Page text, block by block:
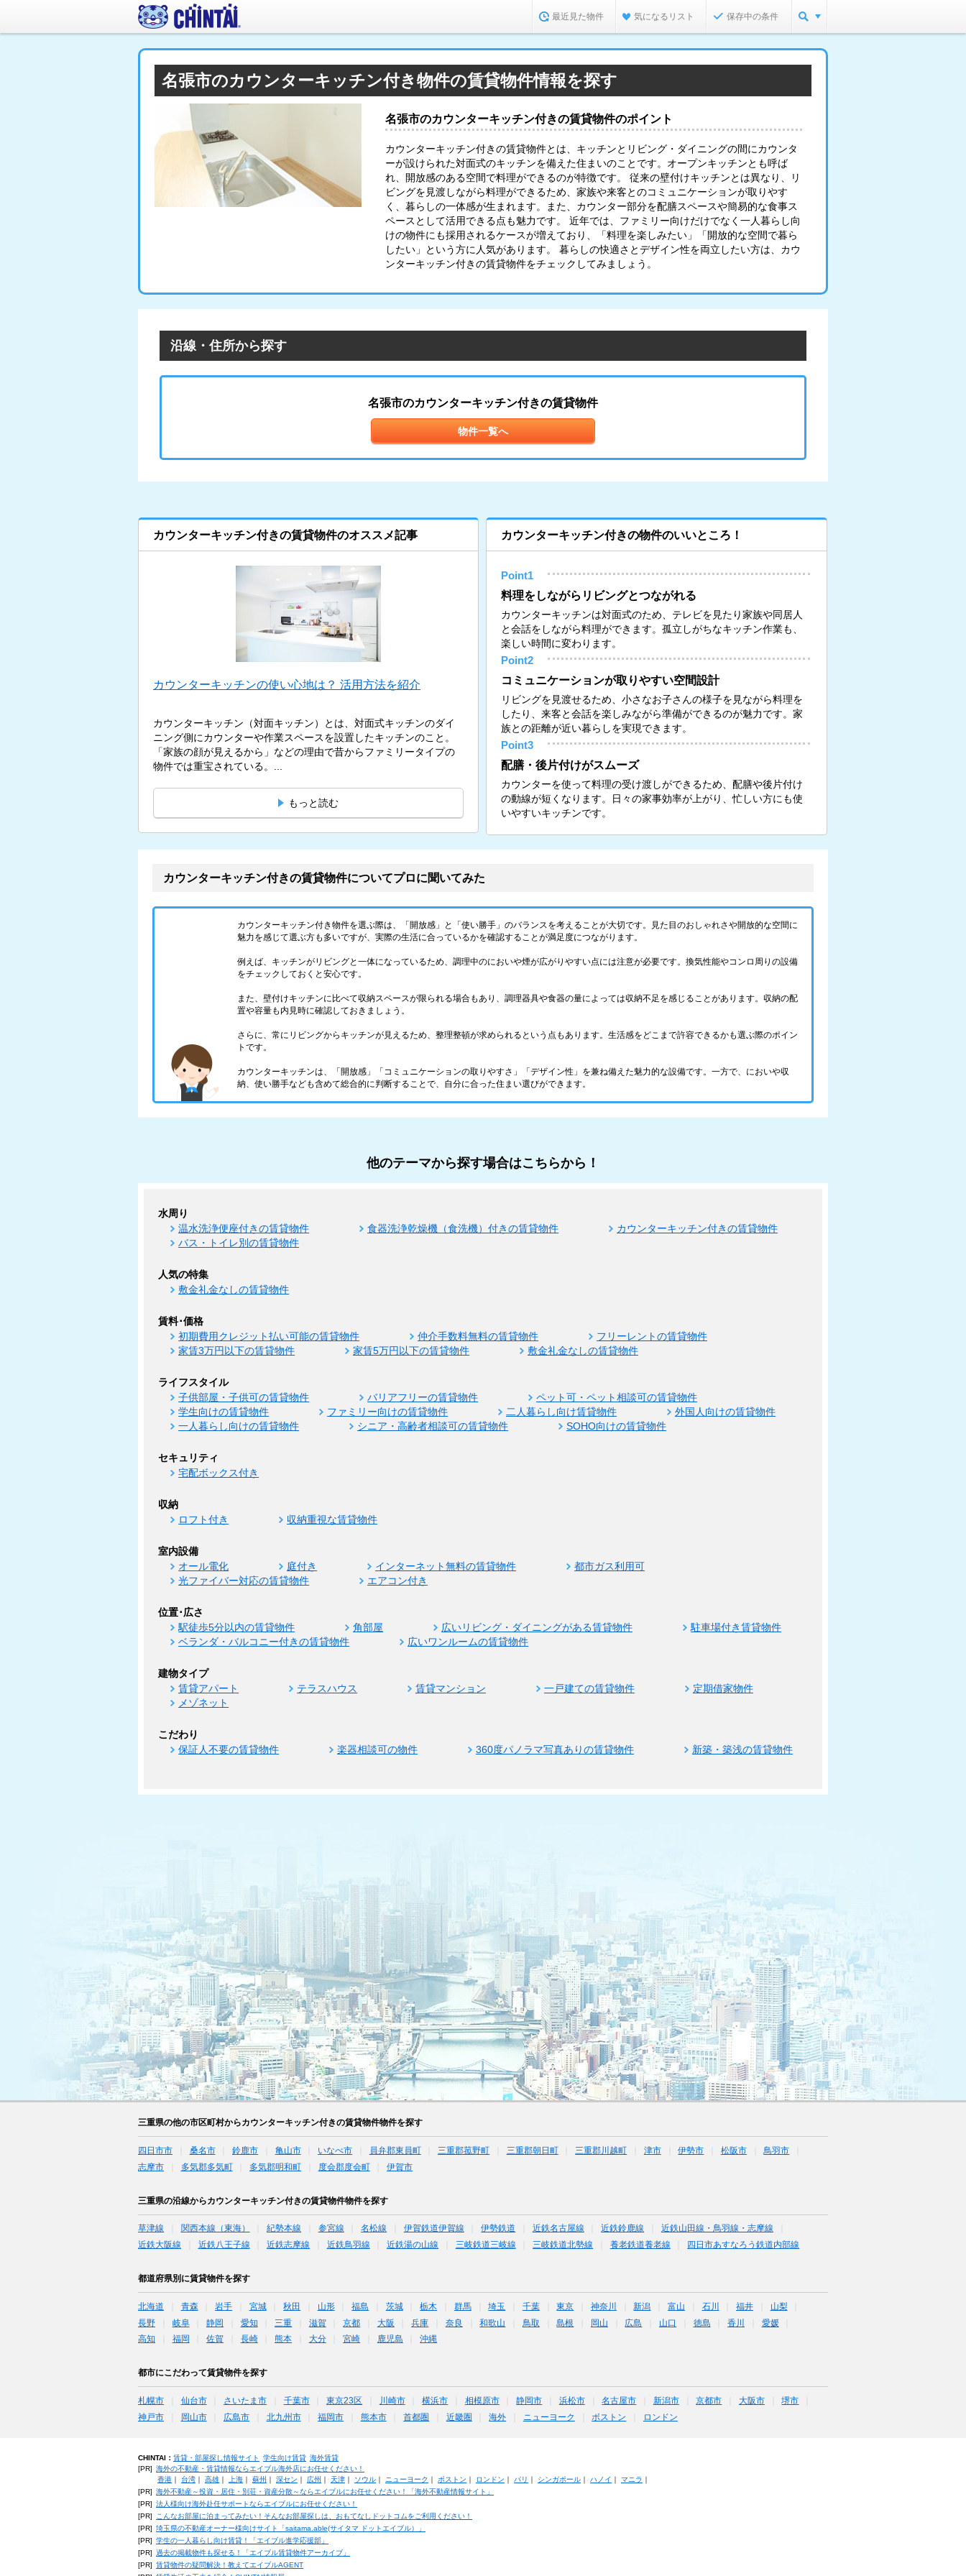
最近見た物件 気になるリスト 保存中の条件
名張市のカウンターキッチン付き物件の賃貸物件情報を探す
名張市のカウンターキッチン付きの賃貸物件のポイント
カウンターキッチン付きの賃貸物件とは、キッチンとリビング・ダイニングの間にカウンタ
ーが設けられた対面式のキッチンを備えた住まいのことです。オープンキッチンとも呼ば
れ、開放感のある空間で料理ができるのが特徴です。 従来の壁付けキッチンとは異なり、リ
ビングを見渡しながら料理ができるため、家族や来客とのコミュニケーションが取りやす
く、暮らしの一体感が生まれます。また、カウンター部分を配膳スペースや簡易的な食事ス
ペースとして活用できる点も魅力です。 近年では、ファミリー向けだけでなく一人暮らし向
けの物件にも採用されるケースが増えており、「料理を楽しみたい」「開放的な空間で暮ら
したい」という方に人気があります。 暮らしの快適さとデザイン性を両立したい方は、カウ
ンターキッチン付きの賃貸物件をチェックしてみましょう。
沿線・住所から探す
名張市のカウンターキッチン付きの賃貸物件
物件一覧へ
カウンターキッチン付きの賃貸物件のオススメ記事
カウンターキッチンの使い心地は？ 活用方法を紹介
カウンターキッチン（対面キッチン）とは、対面式キッチンのダイ
ニング側にカウンターや作業スペースを設置したキッチンのこと。
「家族の顔が見えるから」などの理由で昔からファミリータイプの
物件では重宝されている。...
もっと読む
カウンターキッチン付きの物件のいいところ！
Point1
料理をしながらリビングとつながれる
カウンターキッチンは対面式のため、テレビを見たり家族や同居人
と会話をしながら料理ができます。孤立しがちなキッチン作業も、
楽しい時間に変わります。
Point2
コミュニケーションが取りやすい空間設計
リビングを見渡せるため、小さなお子さんの様子を見ながら料理を
したり、来客と会話を楽しみながら準備ができるのが魅力です。家
族との距離が近い暮らしを実現できます。
Point3
配膳・後片付けがスムーズ
カウンターを使って料理の受け渡しができるため、配膳や後片付け
の動線が短くなります。日々の家事効率が上がり、忙しい方にも使
いやすいキッチンです。
カウンターキッチン付きの賃貸物件についてプロに聞いてみた
カウンターキッチン付き物件を選ぶ際は、「開放感」と「使い勝手」のバランスを考えることが大切です。見た目のおしゃれさや開放的な空間に
魅力を感じて選ぶ方も多いですが、実際の生活に合っているかを確認することが満足度につながります。
例えば、キッチンがリビングと一体になっているため、調理中のにおいや煙が広がりやすい点には注意が必要です。換気性能やコンロ周りの設備
をチェックしておくと安心です。
また、壁付けキッチンに比べて収納スペースが限られる場合もあり、調理器具や食器の量によっては収納不足を感じることがあります。収納の配
置や容量も内見時に確認しておきましょう。
さらに、常にリビングからキッチンが見えるため、整理整頓が求められるという点もあります。生活感をどこまで許容できるかも選ぶ際のポイン
トです。
カウンターキッチンは、「開放感」「コミュニケーションの取りやすさ」「デザイン性」を兼ね備えた魅力的な設備です。一方で、においや収
納、使い勝手なども含めて総合的に判断することで、自分に合った住まい選びができます。
他のテーマから探す場合はこちらから！
水周り
温水洗浄便座付きの賃貸物件 食器洗浄乾燥機（食洗機）付きの賃貸物件
カウンターキッチン付きの賃貸物件
バス・トイレ別の賃貸物件
人気の特集
敷金礼金なしの賃貸物件
賃料･価格
初期費用クレジット払い可能の賃貸物件 仲介手数料無料の賃貸物件
フリーレントの賃貸物件
家賃3万円以下の賃貸物件
家賃5万円以下の賃貸物件 敷金礼金なしの賃貸物件
ライフスタイル
子供部屋・子供可の賃貸物件 バリアフリーの賃貸物件
ペット可・ペット相談可の賃貸物件
学生向けの賃貸物件
ファミリー向けの賃貸物件 二人暮らし向け賃貸物件
外国人向けの賃貸物件
一人暮らし向けの賃貸物件
シニア・高齢者相談可の賃貸物件 SOHO向けの賃貸物件
セキュリティ
宅配ボックス付き
収納
ロフト付き 収納重視な賃貸物件
室内設備
オール電化 庭付き インターネット無料の賃貸物件
都市ガス利用可
光ファイバー対応の賃貸物件
エアコン付き
位置･広さ
駅徒歩5分以内の賃貸物件 角部屋 広いリビング・ダイニングがある賃貸物件
駐車場付き賃貸物件
ベランダ・バルコニー付きの賃貸物件
広いワンルームの賃貸物件
建物タイプ
賃貸アパート テラスハウス 賃貸マンション 一戸建ての賃貸物件
定期借家物件
メゾネット
こだわり
保証人不要の賃貸物件 楽器相談可の物件 360度パノラマ写真ありの賃貸物件 新築・築浅の賃貸物件
三重県の他の市区町村からカウンターキッチン付きの賃貸物件物件を探す
四日市市 桑名市 鈴鹿市 亀山市 いなべ市 員弁郡東員町 三重郡菰野町 三重郡朝日町 三重郡川越町 津市 伊勢市 松阪市
鳥羽市
志摩市
多気郡多気町 多気郡明和町 度会郡度会町 伊賀市
三重県の沿線からカウンターキッチン付きの賃貸物件物件を探す
草津線 関西本線（東海） 紀勢本線 参宮線 名松線 伊賀鉄道伊賀線 伊勢鉄道 近鉄名古屋線 近鉄鈴鹿線
近鉄山田線・鳥羽線・志摩線
近鉄大阪線
近鉄八王子線 近鉄志摩線 近鉄鳥羽線 近鉄湯の山線 三岐鉄道三岐線 三岐鉄道北勢線 養老鉄道養老線 四日市あすなろう鉄道内部線
都道府県別に賃貸物件を探す
北海道 青森 岩手 宮城 秋田 山形 福島 茨城 栃木 群馬 埼玉 千葉 東京 神奈川 新潟 富山 石川 福井
山梨
長野
岐阜 静岡 愛知 三重 滋賀 京都 大阪 兵庫 奈良 和歌山 鳥取 島根 岡山 広島 山口 徳島 香川
愛媛
高知
福岡 佐賀 長崎 熊本 大分 宮崎 鹿児島 沖縄
都市にこだわって賃貸物件を探す
札幌市 仙台市 さいたま市 千葉市 東京23区 川崎市 横浜市 相模原市 静岡市 浜松市 名古屋市 新潟市 京都市 大阪市
堺市
神戸市
岡山市 広島市 北九州市 福岡市 熊本市 首都圏 近畿圏 海外 ニューヨーク ボストン ロンドン
CHINTAI： 賃貸・部屋探し情報サイト 学生向け賃貸 海外賃貸
[PR] 海外の不動産・賃貸情報ならエイブル海外店にお任せください！
香港｜ 台湾｜ 高雄｜ 上海｜ 蘇州 ｜ 深セン ｜ 広州 ｜ 天津｜ ソウル｜ ニューヨーク ｜ ボストン ｜ ロンドン ｜ パリ ｜ シンガポール｜ ハノイ ｜ マニラ ｜
[PR] 海外不動産～投資・居住・別荘・資産分散～ならエイブルにお任せください！「海外不動産情報サイト」
[PR] 法人様向け海外赴任サポートならエイブルにお任せください！
[PR]
こんなお部屋に泊まってみたい！そんなお部屋探しは、おもてなしドットコムをご利用ください！
[PR] 埼玉県の不動産オーナー様向けサイト「saitama.able(サイタマ ドットエイブル）」
[PR] 学生の一人暮らし向け賃貸！「エイブル進学応援部」
[PR] 過去の掲載物件も探せる！「エイブル賃貸物件アーカイブ」
[PR] 賃貸物件の疑問解決！教えてエイブルAGENT